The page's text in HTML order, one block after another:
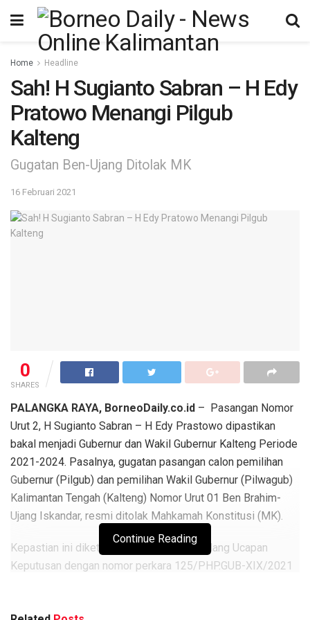
Home Headline
Sah! H Sugianto Sabran – H Edy
Pratowo Menangi Pilgub
Kalteng
Gugatan Ben-Ujang Ditolak MK
16 Februari 2021
0
SHARES
PALANGKA RAYA, BorneoDaily.co.id – Pasangan Nomor
Urut 2, H Sugianto Sabran – H Edy Prastowo dipastikan
bakal menjadi Gubernur dan Wakil Gubernur Kalteng Periode
2021-2024. Pasalnya, gugatan pasangan calon pemilihan
Gubernur (Pilgub) dan pemilihan Wakil Gubernur (Pilwagub)
Kalimantan Tengah (Kalteng) Nomor Urut 01 Ben Brahim-
Ujang Iskandar, resmi ditolak Mahkamah Konstitusi (MK).
Kepastian ini diketahui setelah adanya sidang Ucapan
Keputusan dengan nomor perkara 125/PHP.GUB-XIX/2021
Berita Terkait
Continue Reading